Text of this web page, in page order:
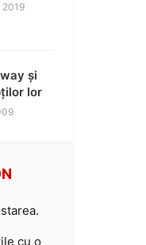
2019
și
lor
cu o